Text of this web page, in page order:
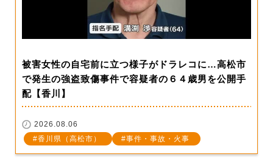
被害女性の自宅前に立つ様子がドラレコに…高松市
で発生の強盗致傷事件で容疑者の６４歳男を公開手
配【香川】
2026.08.06
香川県（高松市）
事件・事故・火事